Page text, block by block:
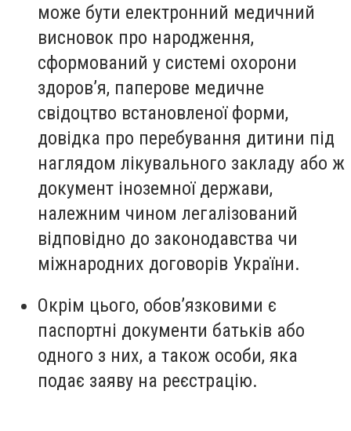
може бути електронний медичний
висновок про народження,
сформований у системі охорони
здоров’я, паперове медичне
свідоцтво встановленої форми,
довідка про перебування дитини під
наглядом лікувального закладу або ж
документ іноземної держави,
належним чином легалізований
відповідно до законодавства чи
міжнародних договорів України.
Окрім цього, обов’язковими є
паспортні документи батьків або
одного з них, а також особи, яка
подає заяву на реєстрацію.